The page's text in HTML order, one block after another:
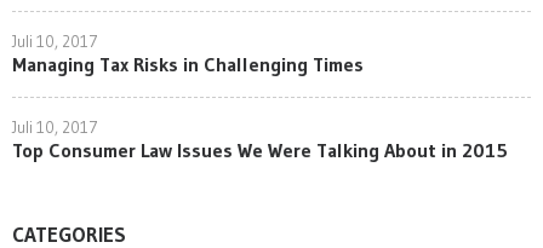
Juli 10, 2017
Managing Tax Risks in Challenging Times
Juli 10, 2017
Top Consumer Law Issues We Were Talking About in 2015
CATEGORIES